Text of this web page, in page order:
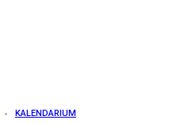
KALENDARIUM